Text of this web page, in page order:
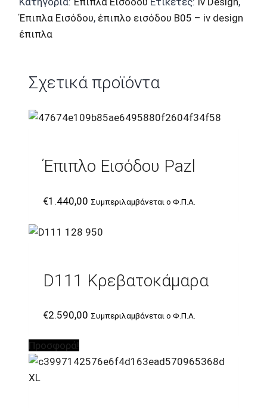
Έπιπλα Εισόδου, έπιπλο εισόδου Β05 – iv design
έπιπλα
Σχετικά προϊόντα
Έπιπλο Εισόδου Pazl
€1.440,00 Συμπεριλαμβάνεται ο Φ.Π.Α.
D111 Κρεβατοκάμαρα
€2.590,00 Συμπεριλαμβάνεται ο Φ.Π.Α.
Προσφορά!